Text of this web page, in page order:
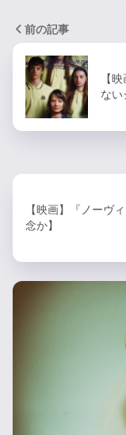
前の記事
【
ない
【映画】『ノーヴ
念か】